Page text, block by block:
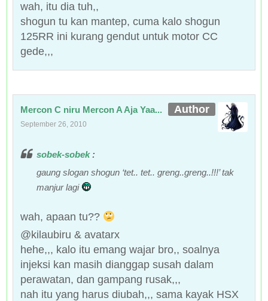
wah, itu dia tuh,,
shogun tu kan mantep, cuma kalo shogun
125RR ini kurang gendut untuk motor CC
gede,,,
Mercon C niru Mercon A Aja Yaa...
September 26, 2010
sobek-sobek:
gaung slogan shogun ‘tet.. tet.. greng..greng..!!!’ tak
manjur lagi
wah, apaan tu??
@kilaubiru & avatarx
hehe,,, kalo itu emang wajar bro,, soalnya
injeksi kan masih dianggap susah dalam
perawatan, dan gampang rusak,,,
nah itu yang harus diubah,,, sama kayak HSX